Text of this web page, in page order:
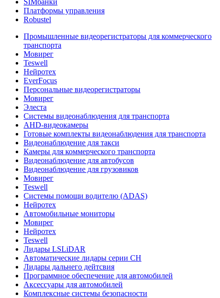
SIMбанки
Платформы управления
Robustel
Промышленные видеорегистраторы для коммерческого
транспорта
Мовирег
Teswell
Нейротех
EverFocus
Персональные видеорегистраторы
Мовирег
Элеста
Системы видеонаблюдения для транспорта
AHD-видеокамеры
Готовые комплекты видеонаблюдения для транспорта
Видеонаблюдение для такси
Камеры для коммерческого транспорта
Видеонаблюдение для автобусов
Видеонаблюдение для грузовиков
Мовирег
Teswell
Системы помощи водителю (ADAS)
Нейротех
Автомобильные мониторы
Мовирег
Нейротех
Teswell
Лидары LSLiDAR
Автоматические лидары серии CH
Лидары дальнего дейтсвия
Программное обеспечение для автомобилей
Аксессуары для автомобилей
Комплексные системы безопасности